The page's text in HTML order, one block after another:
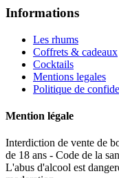
Informations
Les rhums
Coffrets & cadeaux
Cocktails
Mentions legales
Politique de
Mention légale
Interdiction de vente de
de 18 ans - Code de la
L'abus d'alcool est